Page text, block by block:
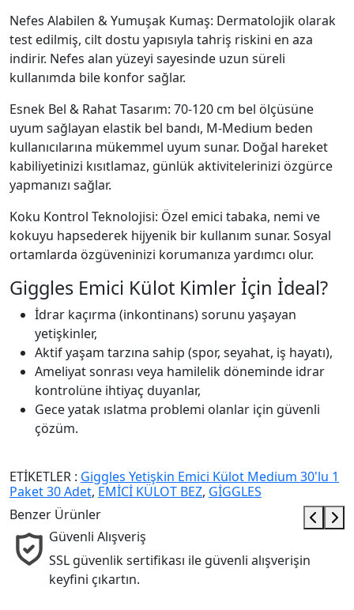
Nefes Alabilen & Yumuşak Kumaş: Dermatolojik olarak
test edilmiş, cilt dostu yapısıyla tahriş riskini en aza
indirir. Nefes alan yüzeyi sayesinde uzun süreli
kullanımda bile konfor sağlar.
Esnek Bel & Rahat Tasarım: 70-120 cm bel ölçüsüne
uyum sağlayan elastik bel bandı, M-Medium beden
kullanıcılarına mükemmel uyum sunar. Doğal hareket
kabiliyetinizi kısıtlamaz, günlük aktivitelerinizi özgürce
yapmanızı sağlar.
Koku Kontrol Teknolojisi: Özel emici tabaka, nemi ve
kokuyu hapsederek hijyenik bir kullanım sunar. Sosyal
ortamlarda özgüveninizi korumanıza yardımcı olur.
Giggles Emici Külot Kimler İçin İdeal?
İdrar kaçırma (inkontinans) sorunu yaşayan
yetişkinler,
Aktif yaşam tarzına sahip (spor, seyahat, iş hayatı),
Ameliyat sonrası veya hamilelik döneminde idrar
kontrolüne ihtiyaç duyanlar,
Gece yatak ıslatma problemi olanlar için güvenli
çözüm.
ETİKETLER : Giggles Yetişkin Emici Külot Medium 30'lu 1
Paket 30 Adet, EMİCİ KÜLOT BEZ, GİGGLES
Benzer Ürünler
Güvenli Alışveriş
SSL güvenlik sertifikası ile güvenli alışverişin
keyfini çıkartın.